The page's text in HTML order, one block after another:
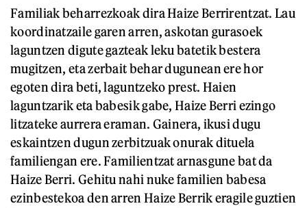
Familiak beharrezkoak dira Haize Berrirentzat. Lau
koordinatzaile garen arren, askotan gurasoek
laguntzen digute gazteak leku batetik bestera
mugitzen, eta zerbait behar dugunean ere hor
egoten dira beti, laguntzeko prest. Haien
laguntzarik eta babesik gabe, Haize Berri ezingo
litzateke aurrera eraman. Gainera, ikusi dugu
eskaintzen dugun zerbitzuak onurak dituela
familiengan ere. Familientzat arnasgune bat da
Haize Berri. Gehitu nahi nuke familien babesa
ezinbestekoa den arren Haize Berrik eragile guztien